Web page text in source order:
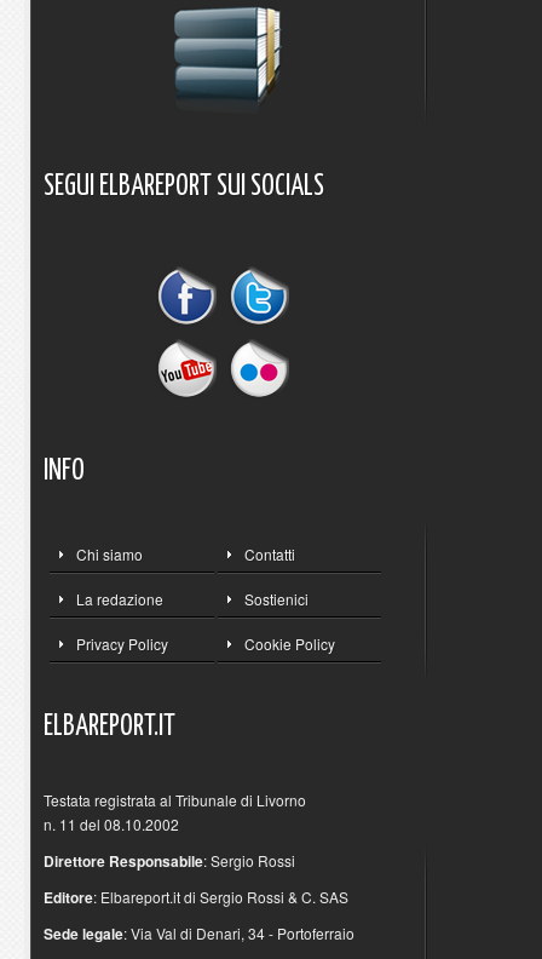
SEGUI ELBAREPORT SUI SOCIALS
INFO
Chi siamo Contatti
La redazione Sostienici
Privacy Policy Cookie Policy
ELBAREPORT.IT
Testata registrata al Tribunale di Livorno
n. 11 del 08.10.2002
Direttore Responsabile: Sergio Rossi
Editore: Elbareport.it di Sergio Rossi & C. SAS
Sede legale: Via Val di Denari, 34 - Portoferraio